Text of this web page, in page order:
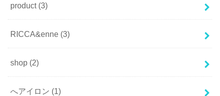
product (3)
RICCA&enne (3)
shop (2)
へアイロン (1)